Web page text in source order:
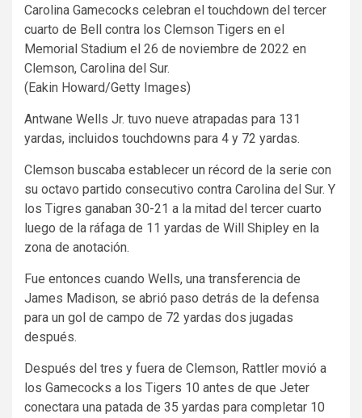
Carolina Gamecocks celebran el touchdown del tercer
cuarto de Bell contra los Clemson Tigers en el
Memorial Stadium el 26 de noviembre de 2022 en
Clemson, Carolina del Sur.
(Eakin Howard/Getty Images)
Antwane Wells Jr. tuvo nueve atrapadas para 131
yardas, incluidos touchdowns para 4 y 72 yardas.
Clemson buscaba establecer un récord de la serie con
su octavo partido consecutivo contra Carolina del Sur. Y
los Tigres ganaban 30-21 a la mitad del tercer cuarto
luego de la ráfaga de 11 yardas de Will Shipley en la
zona de anotación.
Fue entonces cuando Wells, una transferencia de
James Madison, se abrió paso detrás de la defensa
para un gol de campo de 72 yardas dos jugadas
después.
Después del tres y fuera de Clemson, Rattler movió a
los Gamecocks a los Tigers 10 antes de que Jeter
conectara una patada de 35 yardas para completar 10